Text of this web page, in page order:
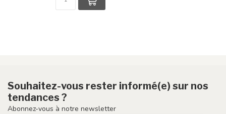
Souhaitez-vous rester informé(e) sur nos
tendances ?
Abonnez-vous à notre newsletter